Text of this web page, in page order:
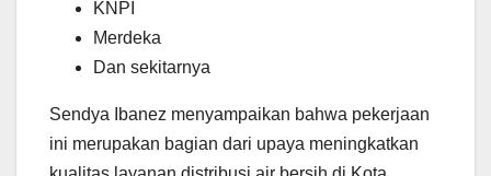
KNPI
Merdeka
Dan sekitarnya
Sendya Ibanez menyampaikan bahwa pekerjaan
ini merupakan bagian dari upaya meningkatkan